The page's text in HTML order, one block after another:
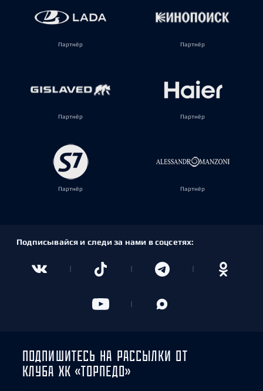
Партнёр Партнёр
Партнёр Партнёр
Партнёр Партнёр
Подписывайся и следи за нами в соцсетях:
ПОДПИШИТЕСЬ НА РАССЫЛКИ ОТ
КЛУБА ХК «ТОРПЕДО»